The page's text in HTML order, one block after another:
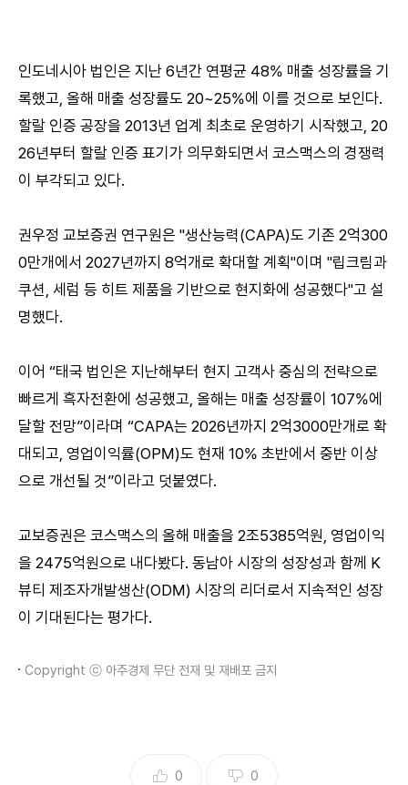
인도네시아 법인은 지난 6년간 연평균 48% 매출 성장률을 기
록했고, 올해 매출 성장률도 20~25%에 이를 것으로 보인다.
할랄 인증 공장을 2013년 업계 최초로 운영하기 시작했고, 20
26년부터 할랄 인증 표기가 의무화되면서 코스맥스의 경쟁력
이 부각되고 있다.
권우정 교보증권 연구원은 "생산능력(CAPA)도 기존 2억300
0만개에서 2027년까지 8억개로 확대할 계획"이며 "립크림과
쿠션, 세럼 등 히트 제품을 기반으로 현지화에 성공했다"고 설
명했다.
이어 “태국 법인은 지난해부터 현지 고객사 중심의 전략으로
빠르게 흑자전환에 성공했고, 올해는 매출 성장률이 107%에
달할 전망”이라며 “CAPA는 2026년까지 2억3000만개로 확
대되고, 영업이익률(OPM)도 현재 10% 초반에서 중반 이상
으로 개선될 것”이라고 덧붙였다.
교보증권은 코스맥스의 올해 매출을 2조5385억원, 영업이익
을 2475억원으로 내다봤다. 동남아 시장의 성장성과 함께 K
뷰티 제조자개발생산(ODM) 시장의 리더로서 지속적인 성장
이 기대된다는 평가다.
Copyright ⓒ 아주경제 무단 전재 및 재배포 금지
0 0